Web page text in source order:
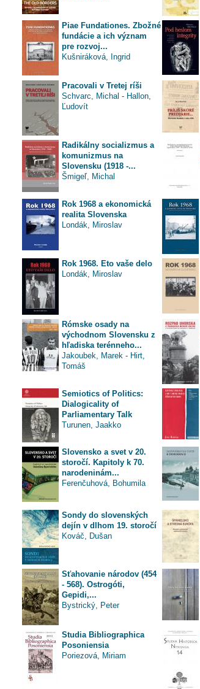
Piae Fundationes. Zbožné
fundácie a ich význam
pre rozvoj...
Kušniráková, Ingrid
Pracovali v Tretej ríši
Schvarc, Michal - Hallon,
Ľudovít
Radikálny socializmus a
komunizmus na
Slovensku (1918 -...
Šmigeľ, Michal
Rok 1968 a ekonomická
realita Slovenska
Londák, Miroslav
Rok 1968. Eto vaše delo
Londák, Miroslav
Rómske osady na
východnom Slovensku z
hľadiska terénneho...
Jakoubek, Marek - Hirt,
Tomáš
Semiotics of Politics:
Dialogicality of
Parliamentary Talk
Turunen, Jaakko
Slovensko a svet v 20.
storočí. Kapitoly k 70.
narodeninám...
Ferenčuhová, Bohumila
Sondy do slovenských
dejín v dlhom 19. storočí
Kováč, Dušan
Sťahovanie národov (454
- 568). Ostrogóti,
Gepidi,...
Bystrický, Peter
Studia Bibliographica
Posoniensia
Poriezová, Miriam